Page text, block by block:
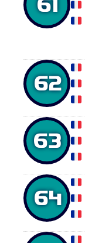
61
62
63
64